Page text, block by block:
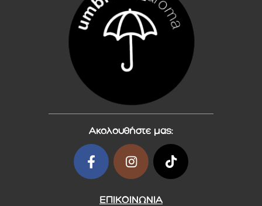
Ακολουθήστε μας:
ΕΠΙΚΟΙΝΩΝΙΑ